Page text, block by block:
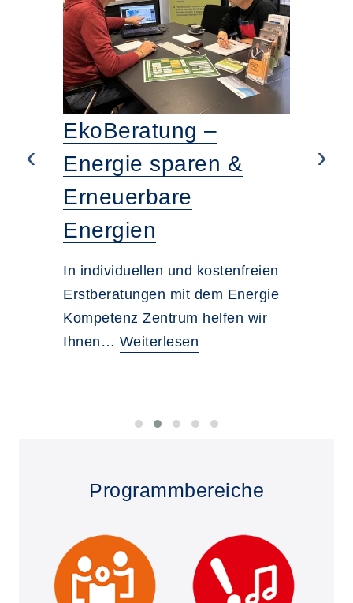
EkoBeratung –
Energie sparen &
Erneuerbare
Energien
In individuellen und kostenfreien
Erstberatungen mit dem Energie
Kompetenz Zentrum helfen wir
Ihnen… Weiterlesen
‹ ›
Programmbereiche